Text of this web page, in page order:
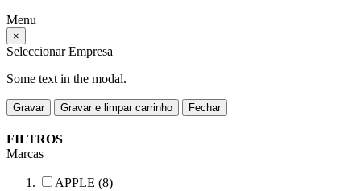
Menu
×
Seleccionar Empresa
Some text in the modal.
Gravar Gravar e limpar carrinho Fechar
FILTROS
Marcas
APPLE (8)